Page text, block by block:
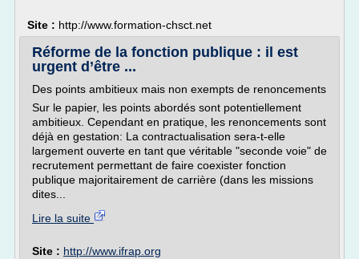
Site : http://www.formation-chsct.net
Réforme de la fonction publique : il est
urgent d’être ...
Des points ambitieux mais non exempts de renoncements
Sur le papier, les points abordés sont potentiellement
ambitieux. Cependant en pratique, les renoncements sont
déjà en gestation: La contractualisation sera-t-elle
largement ouverte en tant que véritable "seconde voie" de
recrutement permettant de faire coexister fonction
publique majoritairement de carrière (dans les missions
dites...
Lire la suite
Site : http://www.ifrap.org